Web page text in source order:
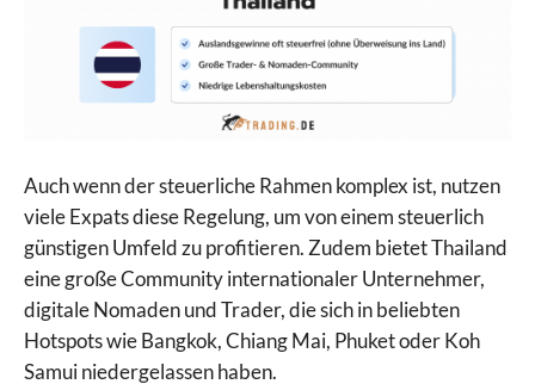
Auch wenn der steuerliche Rahmen komplex ist, nutzen
viele Expats diese Regelung, um von einem steuerlich
günstigen Umfeld zu profitieren. Zudem bietet Thailand
eine große Community internationaler Unternehmer,
digitale Nomaden und Trader, die sich in beliebten
Hotspots wie Bangkok, Chiang Mai, Phuket oder Koh
Samui niedergelassen haben.